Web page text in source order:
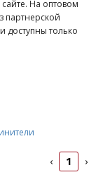
На оптовом
партнерской
доступны только
‹ 1 ›